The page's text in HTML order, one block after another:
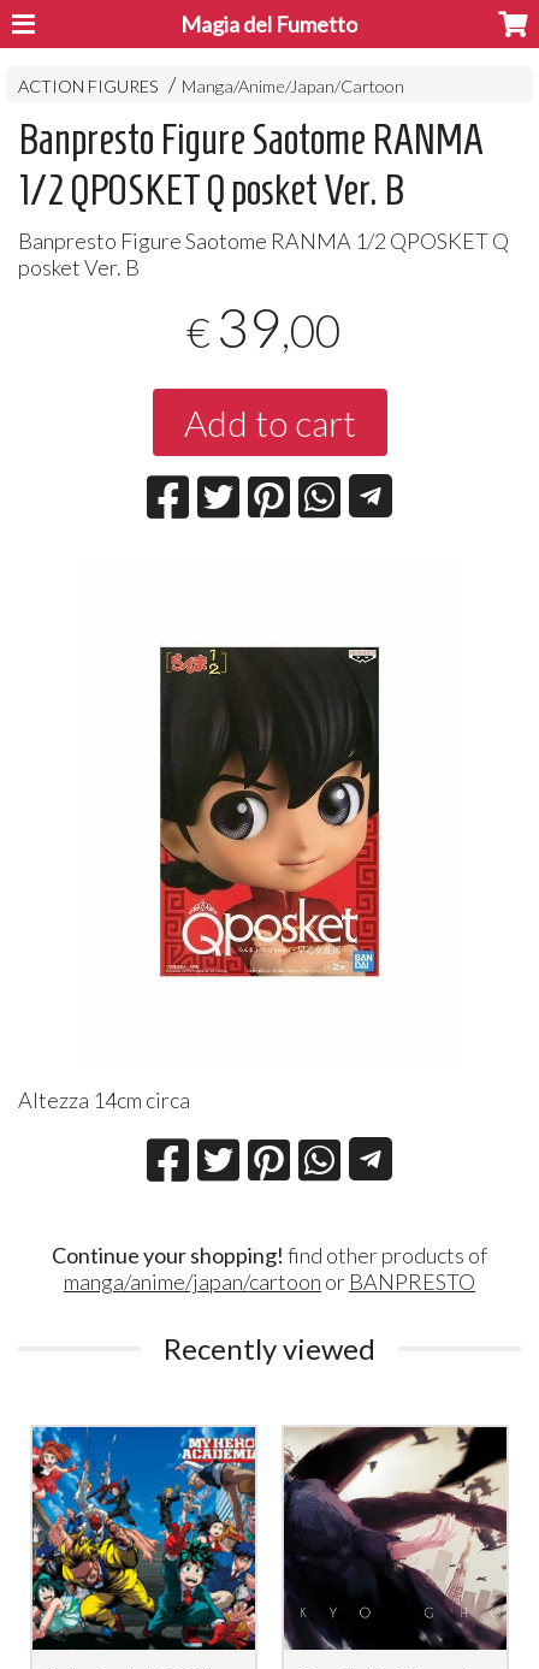
Magia del Fumetto
ACTION FIGURES Manga/Anime/Japan/Cartoon
Banpresto Figure Saotome RANMA
1/2 QPOSKET Q posket Ver. B
Banpresto Figure Saotome RANMA 1/2QPOSKETQ
posket Ver. B
€ 39,00
Add to cart
Altezza 14cm circa
Continue your shopping! find other products of
manga/anime/japan/cartoon or BANPRESTO
Recently viewed